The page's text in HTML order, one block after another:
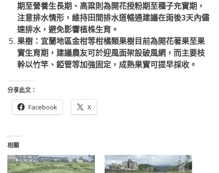
期至營養生長期、高粱則為開花授粉期至種子充實期，
注意排水情形，維持田間排水道暢通建議在雨後3天內儘
速排水，避免影響植株生育。
果樹：宜蘭地區金柑等柑橘類果樹目前為開花著果至果
實生育期，建議農友可於迎風面架設破風網，而主要枝
幹以竹竿、錏管等加強固定，成熟果實可提早採收。
分享此文：
Facebook X
相關